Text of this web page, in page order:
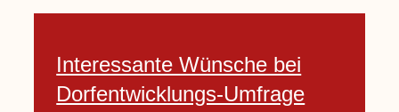
Interessante Wünsche bei
Dorfentwicklungs-Umfrage